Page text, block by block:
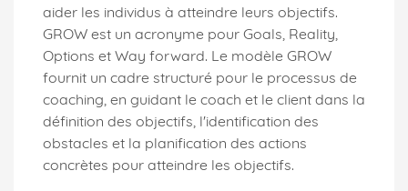
aider les individus à atteindre leurs objectifs.
GROW est un acronyme pour Goals, Reality,
Options et Way forward. Le modèle GROW
fournit un cadre structuré pour le processus de
coaching, en guidant le coach et le client dans la
définition des objectifs, l'identification des
obstacles et la planification des actions
concrètes pour atteindre les objectifs.